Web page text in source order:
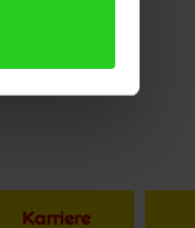
Karriere